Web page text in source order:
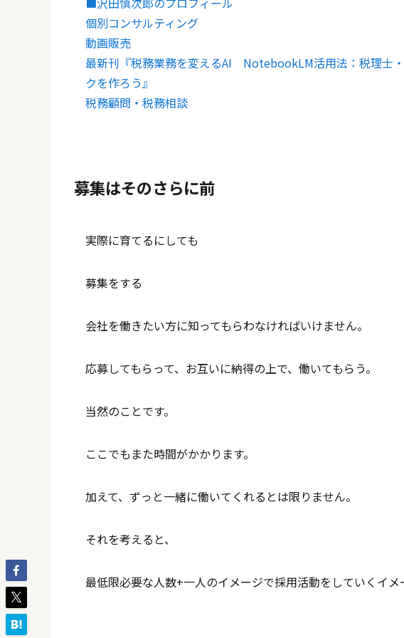
個別コンサルティング
動画販売
最新刊『税務業務を変えるAI NotebookLM活用法：税理士
クを作ろう』
税務顧問・税務相談
募集はそのさらに前
実際に育てるにしても
募集をする
会社を働きたい方に知ってもらわなければいけません。
応募してもらって、お互いに納得の上で、働いてもらう。
当然のことです。
ここでもまた時間がかかります。
加えて、ずっと一緒に働いてくれるとは限りません。
それを考えると、
最低限必要な人数+一人のイメージで採用活動をしていくイメ